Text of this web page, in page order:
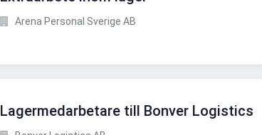
Arena Personal Sverige AB
Lagermedarbetare till Bonver Logistics